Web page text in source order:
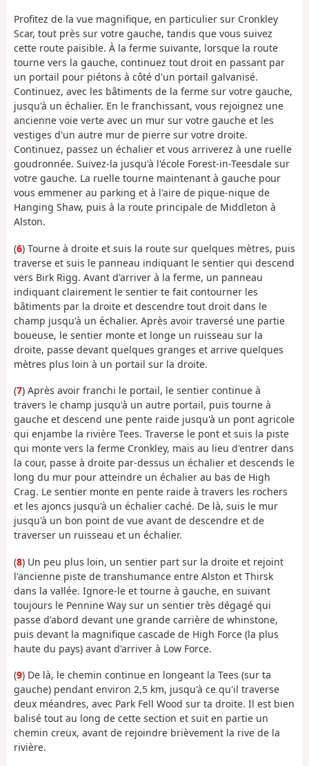
Profitez de la vue magnifique, en particulier sur Cronkley
Scar, tout près sur votre gauche, tandis que vous suivez
cette route paisible. À la ferme suivante, lorsque la route
tourne vers la gauche, continuez tout droit en passant par
un portail pour piétons à côté d'un portail galvanisé.
Continuez, avec les bâtiments de la ferme sur votre gauche,
jusqu'à un échalier. En le franchissant, vous rejoignez une
ancienne voie verte avec un mur sur votre gauche et les
vestiges d'un autre mur de pierre sur votre droite.
Continuez, passez un échalier et vous arriverez à une ruelle
goudronnée. Suivez-la jusqu'à l'école Forest-in-Teesdale sur
votre gauche. La ruelle tourne maintenant à gauche pour
vous emmener au parking et à l'aire de pique-nique de
Hanging Shaw, puis à la route principale de Middleton à
Alston.
(6) Tourne à droite et suis la route sur quelques mètres, puis
traverse et suis le panneau indiquant le sentier qui descend
vers Birk Rigg. Avant d'arriver à la ferme, un panneau
indiquant clairement le sentier te fait contourner les
bâtiments par la droite et descendre tout droit dans le
champ jusqu'à un échalier. Après avoir traversé une partie
boueuse, le sentier monte et longe un ruisseau sur la
droite, passe devant quelques granges et arrive quelques
mètres plus loin à un portail sur la droite.
(7) Après avoir franchi le portail, le sentier continue à
travers le champ jusqu'à un autre portail, puis tourne à
gauche et descend une pente raide jusqu'à un pont agricole
qui enjambe la rivière Tees. Traverse le pont et suis la piste
qui monte vers la ferme Cronkley, mais au lieu d'entrer dans
la cour, passe à droite par-dessus un échalier et descends le
long du mur pour atteindre un échalier au bas de High
Crag. Le sentier monte en pente raide à travers les rochers
et les ajoncs jusqu'à un échalier caché. De là, suis le mur
jusqu'à un bon point de vue avant de descendre et de
traverser un ruisseau et un échalier.
(8) Un peu plus loin, un sentier part sur la droite et rejoint
l'ancienne piste de transhumance entre Alston et Thirsk
dans la vallée. Ignore-le et tourne à gauche, en suivant
toujours le Pennine Way sur un sentier très dégagé qui
passe d'abord devant une grande carrière de whinstone,
puis devant la magnifique cascade de High Force (la plus
haute du pays) avant d'arriver à Low Force.
(9) De là, le chemin continue en longeant la Tees (sur ta
gauche) pendant environ 2,5 km, jusqu'à ce qu'il traverse
deux méandres, avec Park Fell Wood sur ta droite. Il est bien
balisé tout au long de cette section et suit en partie un
chemin creux, avant de rejoindre brièvement la rive de la
rivière.